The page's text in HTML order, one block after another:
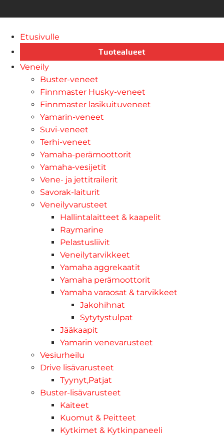
Etusivulle
Tuotealueet
Veneily
Buster-veneet
Finnmaster Husky-veneet
Finnmaster lasikuituveneet
Yamarin-veneet
Suvi-veneet
Terhi-veneet
Yamaha-perämoottorit
Yamaha-vesijetit
Vene- ja jettitrailerit
Savorak-laiturit
Veneilyvarusteet
Hallintalaitteet & kaapelit
Raymarine
Pelastusliivit
Veneilytarvikkeet
Yamaha aggrekaatit
Yamaha perämoottorit
Yamaha varaosat & tarvikkeet
Jakohihnat
Sytytystulpat
Jääkaapit
Yamarin venevarusteet
Vesiurheilu
Drive lisävarusteet
Tyynyt,Patjat
Buster-lisävarusteet
Kaiteet
Kuomut & Peitteet
Kytkimet & Kytkinpaneeli